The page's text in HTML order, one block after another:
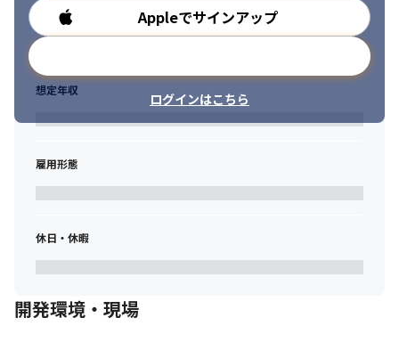
Appleでサインアップ
ログインはこちら
勤務時間
想定年収
雇用形態
休日・休暇
開発環境・現場